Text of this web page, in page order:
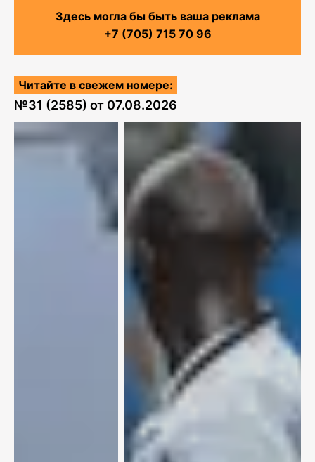
Здесь могла бы быть ваша реклама
+7 (705) 715 70 96
Читайте в свежем номере:
№31 (2585) от 07.08.2026